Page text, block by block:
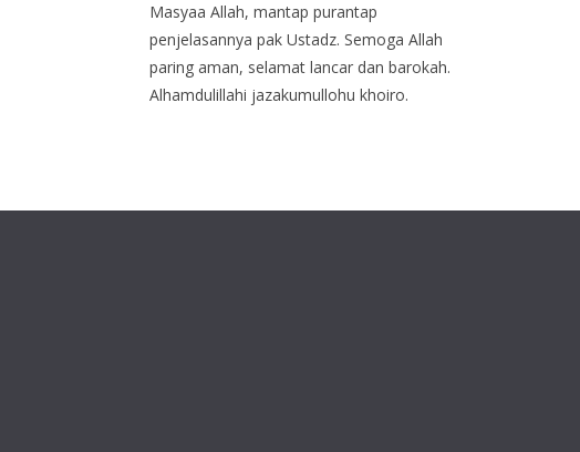
Masyaa Allah, mantap purantap
penjelasannya pak Ustadz. Semoga Allah
paring aman, selamat lancar dan barokah.
Alhamdulillahi jazakumullohu khoiro.